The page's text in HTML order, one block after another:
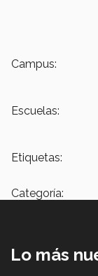
Campus:
Escuelas:
Etiquetas:
Categoría:
Lo más